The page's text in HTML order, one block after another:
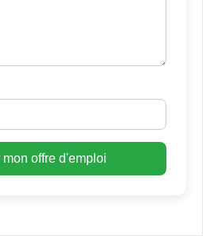
offre d'emploi